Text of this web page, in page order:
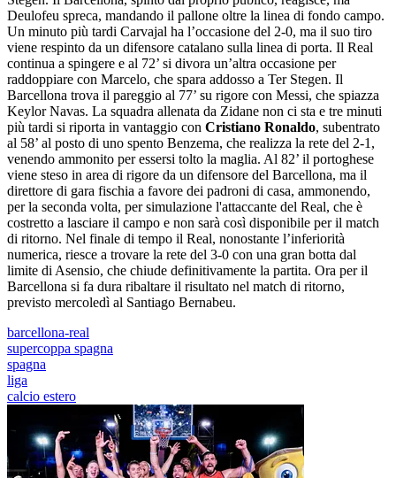
Deulofeu spreca, mandando il pallone oltre la linea di fondo campo.
Un minuto più tardi Carvajal ha l’occasione del 2-0, ma il suo tiro
viene respinto da un difensore catalano sulla linea di porta. Il Real
continua a spingere e al 72’ si divora un’altra occasione per
raddoppiare con Marcelo, che spara addosso a Ter Stegen. Il
Barcellona trova il pareggio al 77’ su rigore con Messi, che spiazza
Keylor Navas. La squadra allenata da Zidane non ci sta e tre minuti
più tardi si riporta in vantaggio con Cristiano Ronaldo, subentrato
al 58’ al posto di uno spento Benzema, che realizza la rete del 2-1,
venendo ammonito per essersi tolto la maglia. Al 82’ il portoghese
viene steso in area di rigore da un difensore del Barcellona, ma il
direttore di gara fischia a favore dei padroni di casa, ammonendo,
per la seconda volta, per simulazione l'attaccante del Real, che è
costretto a lasciare il campo e non sarà così disponibile per il match
di ritorno. Nel finale di tempo il Real, nonostante l’inferiorità
numerica, riesce a trovare la rete del 3-0 con una gran botta dal
limite di Asensio, che chiude definitivamente la partita. Ora per il
Barcellona si fa dura ribaltare il risultato nel match di ritorno,
previsto mercoledì al Santiago Bernabeu.
barcellona-real
supercoppa spagna
spagna
liga
calcio estero